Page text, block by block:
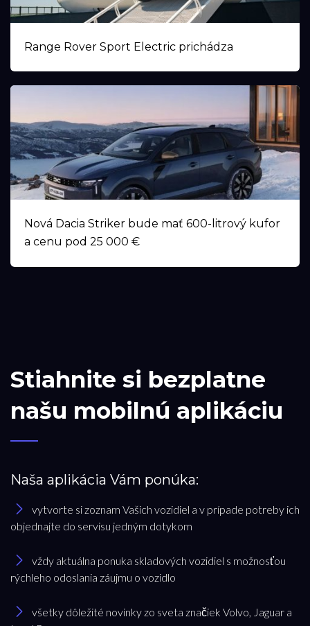
Range Rover Sport Electric prichádza
Nová Dacia Striker bude mať 600-litrový kufor
a cenu pod 25 000 €
Stiahnite si bezplatne
našu mobilnú aplikáciu
Naša aplikácia Vám ponúka:
vytvorte si zoznam Vašich vozidiel a v prípade potreby ich
objednajte do servisu jedným dotykom
vždy aktuálna ponuka skladových vozidiel s možnosťou
rýchleho odoslania záujmu o vozidlo
všetky dôležité novinky zo sveta značiek Volvo, Jaguar a